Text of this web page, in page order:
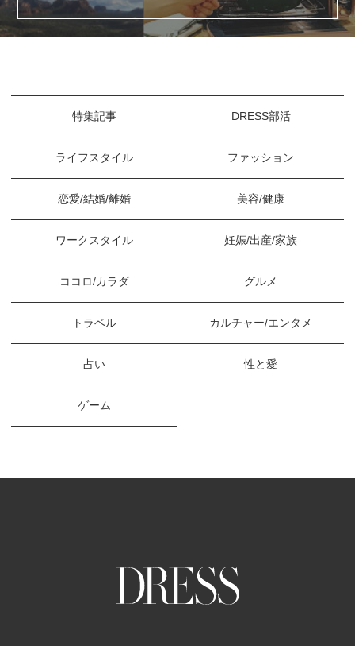
特集記事 DRESS部活
ライフスタイル ファッション
恋愛/結婚/離婚 美容/健康
ワークスタイル 妊娠/出産/家族
ココロ/カラダ グルメ
トラベル カルチャー/エンタメ
占い 性と愛
ゲーム